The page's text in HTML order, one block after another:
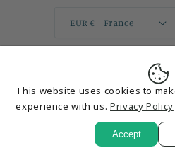
EUR € | France
paiement
This website uses cookies to
experience with us. Privacy Policy
Accept